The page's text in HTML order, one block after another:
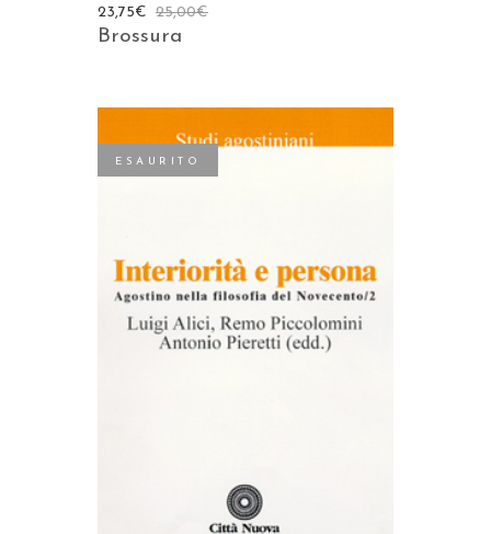
25,00€
23,75€
Brossura
ESAURITO
LEGGI TUTTO